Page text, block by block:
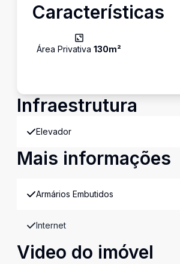
Características
Área Privativa 130m²
Infraestrutura
Elevador
Mais informações
Armários Embutidos
Internet
Video do imóvel